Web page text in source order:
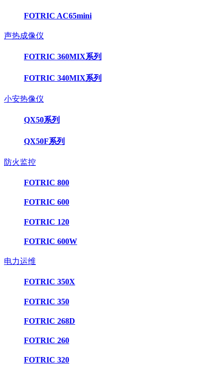
FOTRIC AC65mini
声热成像仪
FOTRIC 360MIX系列
FOTRIC 340MIX系列
小安热像仪
QX50系列
QX50F系列
防火监控
FOTRIC 800
FOTRIC 600
FOTRIC 120
FOTRIC 600W
电力运维
FOTRIC 350X
FOTRIC 350
FOTRIC 268D
FOTRIC 260
FOTRIC 320